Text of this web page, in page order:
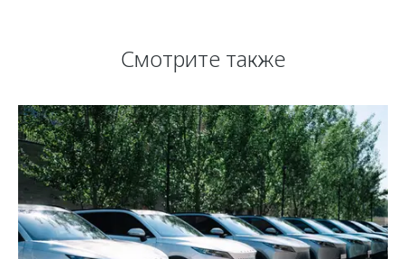
Смотрите также